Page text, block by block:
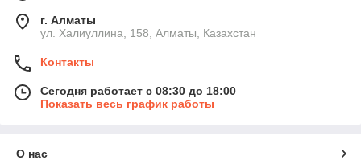
г. Алматы
ул. Халиуллина, 158, Алматы, Казахстан
Контакты
Сегодня работает с 08:30 до 18:00
Показать весь график работы
О нас